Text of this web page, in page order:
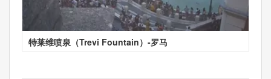
特莱维喷泉（Trevi Fountain）-罗马